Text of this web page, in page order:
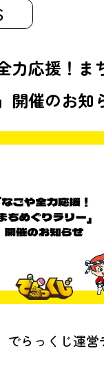
力応援！ま
開催のお知
でらっくじ運